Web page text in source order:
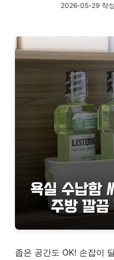
2026-05-29 작
좁은 공간도 OK! 손잡이